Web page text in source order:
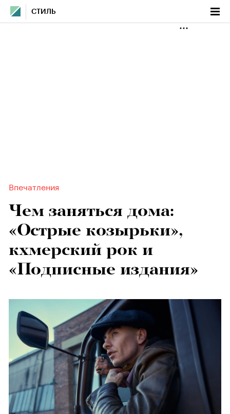
СТИЛЬ
Впечатления
Чем заняться дома:
«Острые козырьки»,
кхмерский рок и
«Подписные издания»